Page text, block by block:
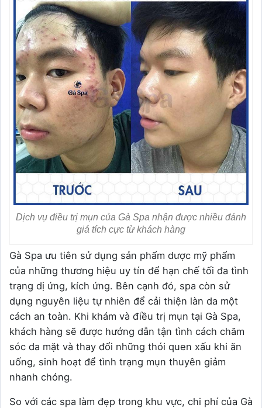
Dịch vụ điều trị mụn của Gà Spa nhận được nhiều đánh
giá tích cực từ khách hàng
Gà Spa ưu tiên sử dụng sản phẩm dược mỹ phẩm
của những thương hiệu uy tín để hạn chế tối đa tình
trạng dị ứng, kích ứng. Bên cạnh đó, spa còn sử
dụng nguyên liệu tự nhiên để cải thiện làn da một
cách an toàn. Khi khám và điều trị mụn tại Gà Spa,
khách hàng sẽ được hướng dẫn tận tình cách chăm
sóc da mặt và thay đổi những thói quen xấu khi ăn
uống, sinh hoạt để tình trạng mụn thuyên giảm
nhanh chóng.
So với các spa làm đẹp trong khu vực, chi phí của Gà